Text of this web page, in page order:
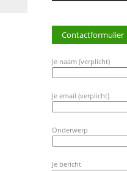
Contactformulier
Je naam (verplicht)
Je email (verplicht)
Onderwerp
Je bericht